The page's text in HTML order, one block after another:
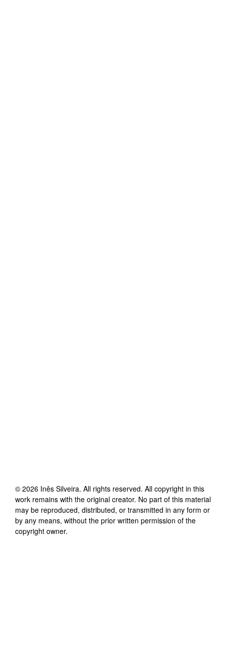
© 2026 Inês Silveira. All rights reserved. All copyright in this
work remains with the original creator. No part of this material
may be reproduced, distributed, or transmitted in any form or
by any means, without the prior written permission of the
copyright owner.